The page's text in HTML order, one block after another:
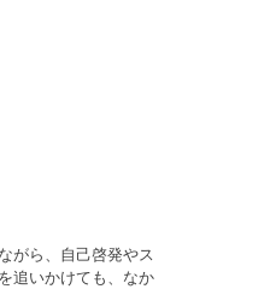
がら、自己啓発やス
追いかけても、なか